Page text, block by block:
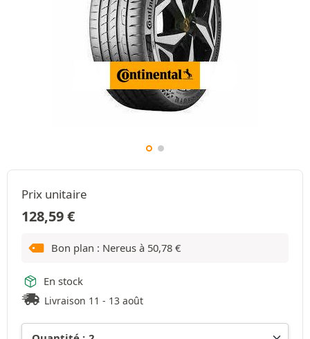
Prix unitaire
128,59€
Bon plan : Nereus à 50,78 €
En stock
Livraison 11 - 13 août